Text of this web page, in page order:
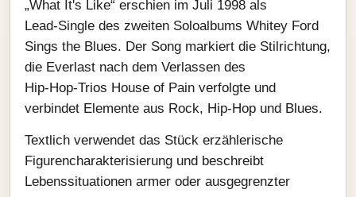
„What It's Like“ erschien im Juli 1998 als
Lead‑Single des zweiten Soloalbums Whitey Ford
Sings the Blues. Der Song markiert die Stilrichtung,
die Everlast nach dem Verlassen des
Hip‑Hop‑Trios House of Pain verfolgte und
verbindet Elemente aus Rock, Hip‑Hop und Blues.
Textlich verwendet das Stück erzählerische
Figurencharakterisierung und beschreibt
Lebenssituationen armer oder ausgegrenzter